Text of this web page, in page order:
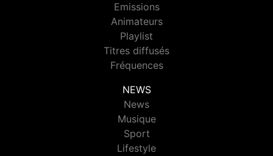
Emissions
Animateurs
Playlist
Titres diffusés
Fréquences
NEWS
News
Musique
Sport
Lifestyle